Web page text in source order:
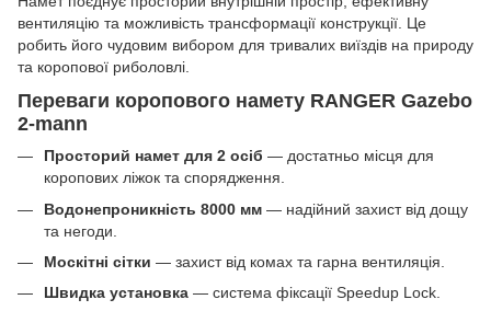
вентиляцію та можливість трансформації конструкції. Це
робить його чудовим вибором для тривалих виїздів на природу
та коропової риболовлі.
Переваги коропового намету RANGER Gazebo
2-mann
Просторий намет для 2 осіб — достатньо місця для
коропових ліжок та спорядження.
Водонепроникність 8000 мм — надійний захист від дощу
та негоди.
Москітні сітки — захист від комах та гарна вентиляція.
Швидка установка — система фіксації Speedup Lock.